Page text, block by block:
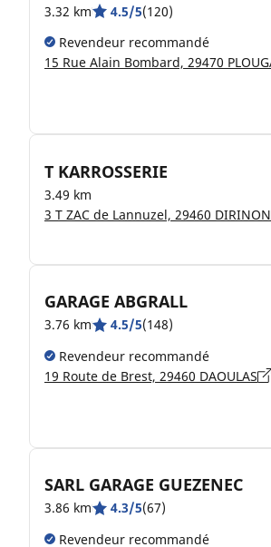
3.32 km 4.5/5(120)
Revendeur recommandé
T KARROSSERIE
3.49 km
3 T ZAC de Lannuzel, 29460 DIRINON
GARAGE ABGRALL
3.76 km 4.5/5(148)
Revendeur recommandé
19 Route de Brest, 29460 DAOULAS
SARL GARAGE GUEZENEC
3.86 km 4.3/5(67)
Revendeur recommandé